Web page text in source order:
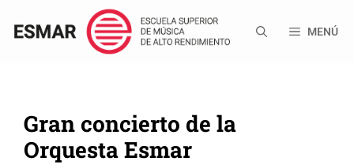
contenido
MENÚ
Gran concierto de la
Orquesta Esmar